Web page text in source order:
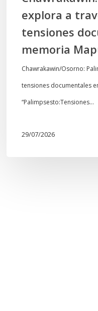
memoria
Mapuche
explora a
tensiones
memoria
Chawrakawin/Osorno:
tensiones documentales
“Palimpsesto:Tensiones…
29/07/2026